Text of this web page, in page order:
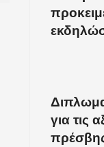
για τις